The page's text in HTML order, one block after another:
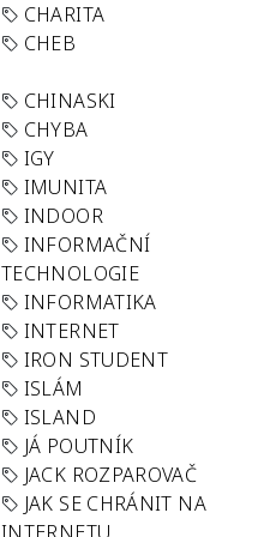
CHARITA
CHEB
CHINASKI
CHYBA
IGY
IMUNITA
INDOOR
INFORMAČNÍ
TECHNOLOGIE
INFORMATIKA
INTERNET
IRON STUDENT
ISLÁM
ISLAND
JÁ POUTNÍK
JACK ROZPAROVAČ
JAK SE CHRÁNIT NA